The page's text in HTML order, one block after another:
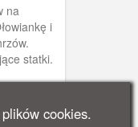
na
i
statki.
cookies.